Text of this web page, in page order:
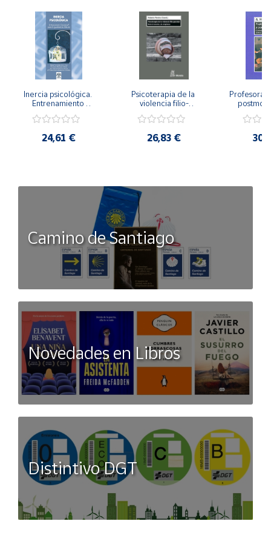
Inercia psicológica.
Entrenamiento
Igualdad de Género.
24,61 €
Psicoterapia de la
violencia filio-
secreto y la
26,83 €
Camino de Santiago
Novedades en Libros
Distintivo DGT